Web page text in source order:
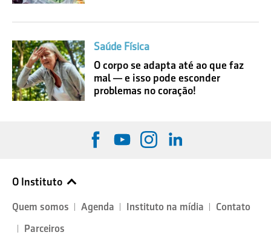
Saúde Física
O corpo se adapta até ao que faz
mal — e isso pode esconder
problemas no coração!
O Instituto
Quem somos Agenda Instituto na mídia
Contato
Parceiros